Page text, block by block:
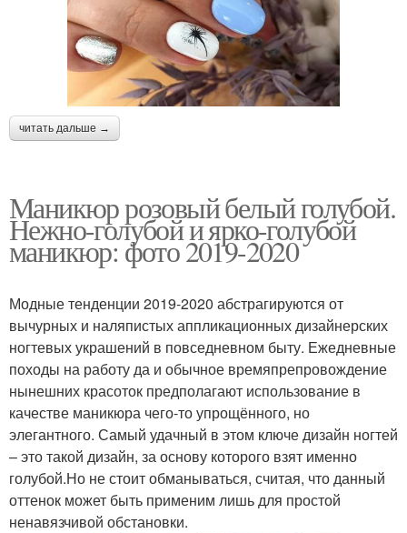
читать дальше →
Маникюр розовый белый голубой.
Нежно-голубой и ярко-голубой
маникюр: фото 2019-2020
Модные тенденции 2019-2020 абстрагируются от
вычурных и наляпистых аппликационных дизайнерских
ногтевых украшений в повседневном быту. Ежедневные
походы на работу да и обычное времяпрепровождение
нынешних красоток предполагают использование в
качестве маникюра чего-то упрощённого, но
элегантного. Самый удачный в этом ключе дизайн ногтей
– это такой дизайн, за основу которого взят именно
голубой.Но не стоит обманываться, считая, что данный
оттенок может быть применим лишь для простой
ненавязчивой обстановки.